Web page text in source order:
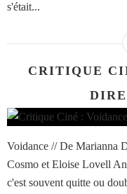
s'était...
CRITIQUE
Voidance // De Marianna
Cosmo et Eloise Lovell
c'est souvent quitte ou